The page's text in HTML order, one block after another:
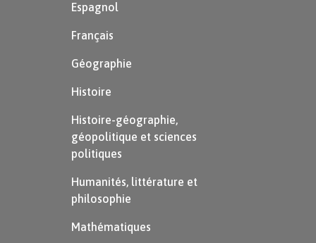
Espagnol
Français
Géographie
Histoire
Histoire-géographie,
géopolitique et sciences
politiques
Humanités, littérature et
philosophie
Mathématiques